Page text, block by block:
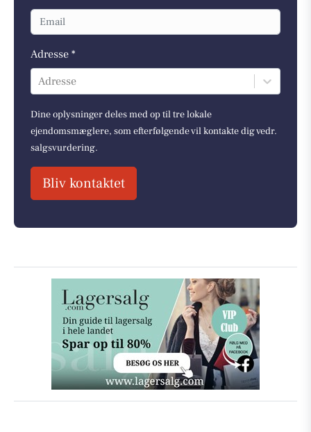
Adresse *
Adresse
Dine oplysninger deles med op til tre lokale
ejendomsmæglere, som efterfølgende vil kontakte dig vedr.
salgsvurdering.
Bliv kontaktet